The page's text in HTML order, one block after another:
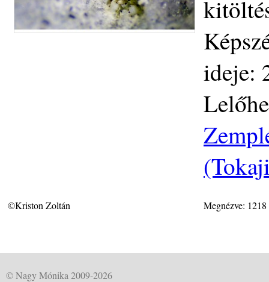
ideje:
©Kriston Zoltán Megnézve:
© Nagy Mónika 2009-2026